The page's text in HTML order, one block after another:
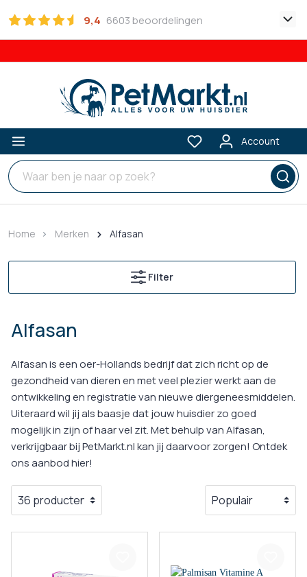
9,4 6603 beoordelingen
Account
Home Merken Alfasan
Filter
Alfasan
Alfasan is een oer-Hollands bedrijf dat zich richt op de
gezondheid van dieren en met veel plezier werkt aan de
ontwikkeling en registratie van nieuwe diergeneesmiddelen.
Uiteraard wil jij als baasje dat jouw huisdier zo goed
mogelijk in zijn of haar vel zit. Met behulp van Alfasan,
verkrijgbaar bij PetMarkt.nl kan jij daarvoor zorgen! Ontdek
ons aanbod hier!